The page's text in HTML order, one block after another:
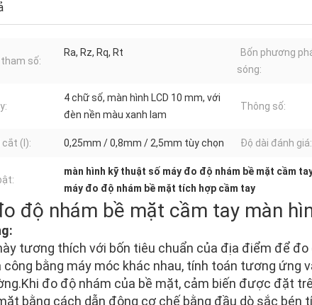
số:
Ra, Rz, Rq, Rt
Bốn phương
sóng:
4 chữ số, màn hình LCD 10 mm, với
đèn nền màu xanh lam
Thông số:
cắt (l): 0,25mm / 0,8mm / 2,5mm tùy chọn Độ dài đánh giá:
màn hình kỹ thuật số máy đo độ nhám bề mặt cầm
máy đo độ nhám bề mặt tích hợp cầm tay
độ nhám bề mặt cầm tay màn
tương thích với bốn tiêu chuẩn của địa điểm để
bằng máy móc khác nhau, tính toán tương ứng
đo độ nhám của bề mặt, cảm biến được đặt
bằng cách dẫn động cơ chế bằng đầu dò sắc bén